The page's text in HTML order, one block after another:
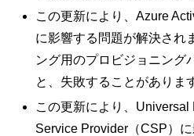
この更新により、Azure
に影響する問題が解決され
ング用のプロビジョニング
と、失敗することがありま
この更新により、
Service Provider（CSP）